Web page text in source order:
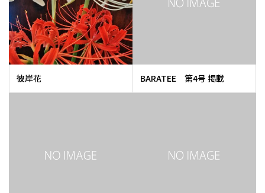
彼岸花 BARATEE 第4号 掲載